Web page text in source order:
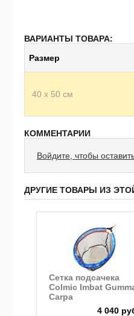
ВАРИАНТЫ ТОВАРА:
Размер
40 х 50 см
КОММЕНТАРИИ
Войдите, чтобы
ДРУГИЕ ТОВАРЫ ИЗ
Сетка подсачека
Colmic Imbat
Carpa
4 040